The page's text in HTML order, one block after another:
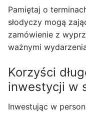
Pamiętaj o
słodyczy mogą
zamówienie z
ważnymi
Korzyści
inwestycji w
Inwestując w